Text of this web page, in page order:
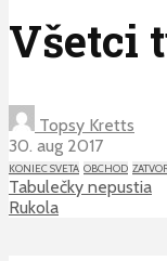
Všetci
Topsy Kretts
30. aug 2017
KONIEC SVETA OBCHOD
Tabulečky nepustia
Rukola